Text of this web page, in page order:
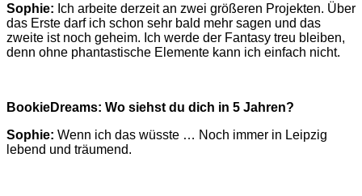
Sophie: Ich arbeite derzeit an zwei größeren Projekten. Über
das Erste darf ich schon sehr bald mehr sagen und das
zweite ist noch geheim. I ch werde der Fantasy treu bleiben,
denn ohne phantastische Elemente kann ich einfach nicht.
BookieDreams: Wo siehst du dich in 5 Jahren?
Sophie: Wenn ich das wüsste … Noch immer in Leipzig
lebend und träumend.